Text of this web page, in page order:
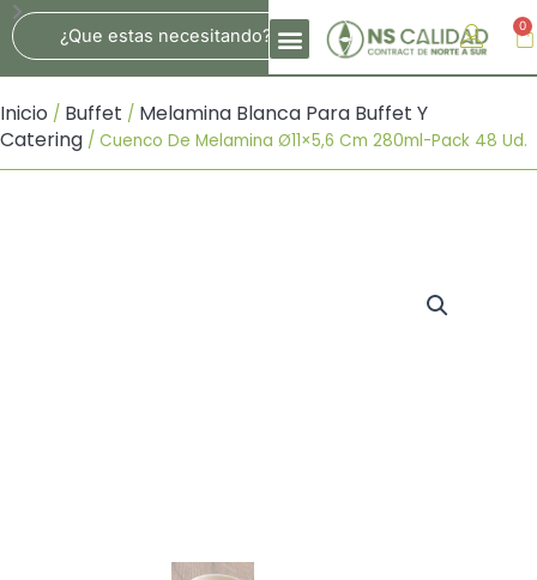
Al
Contenido
Search 0
Inicio / Buffet / Melamina Blanca Para Buffet Y
Catering / Cuenco De Melamina Ø11×5,6 Cm 280ml-Pack 48 Ud.